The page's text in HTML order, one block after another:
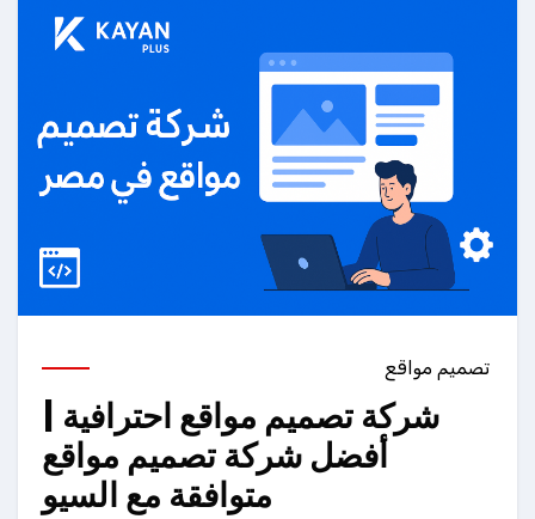
تصميم مواقع
شركة تصميم مواقع احترافية |
أفضل شركة تصميم مواقع
متوافقة مع السيو